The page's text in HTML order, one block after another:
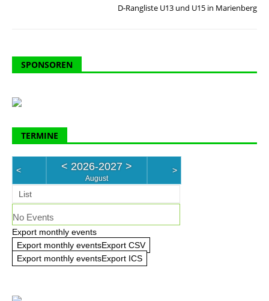
D-Rangliste U13 und U15 in Marienberg
SPONSOREN
TERMINE
< < 2026-2027 >
August
>
List
No Events
Export monthly events
Export monthly eventsExport CSV
Export monthly eventsExport ICS